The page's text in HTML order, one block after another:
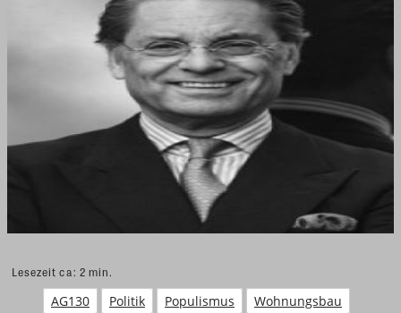
Lesezeit ca: 2 min.
AG130 Politik Populismus
Wohnungsbau